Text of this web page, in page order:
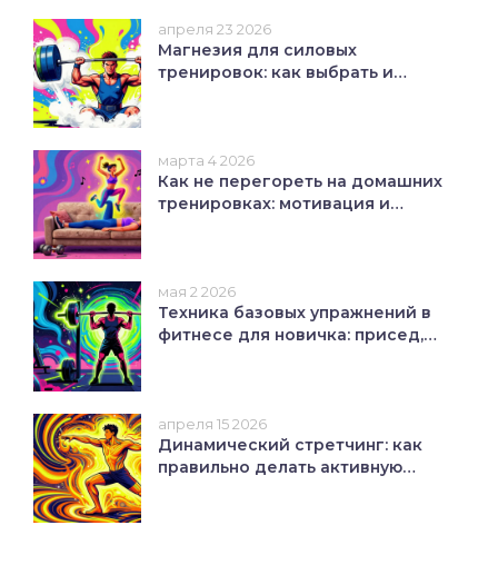
апреля 23 2026
Магнезия для силовых
тренировок: как выбрать и
марта 4 2026
Как не перегореть на домашних
тренировках: мотивация и
мая 2 2026
Техника базовых упражнений в
фитнесе для новичка: присед,
апреля 15 2026
Динамический стретчинг: как
правильно делать активную